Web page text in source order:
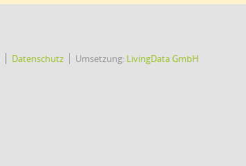
Datenschutz Umsetzung: LivingData GmbH